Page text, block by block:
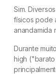
Sim.
físicos pode
anandamida
Durante
high